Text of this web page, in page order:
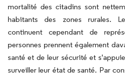
mortalité des citadins sont
habitants des zones rurales.
continuent cependant de
personnes prennent également
santé et de leur sécurité et
surveiller leur état de santé. Par